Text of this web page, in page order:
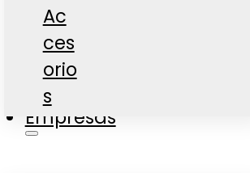
Ac
ces
orio
s
Tienda
Empresas